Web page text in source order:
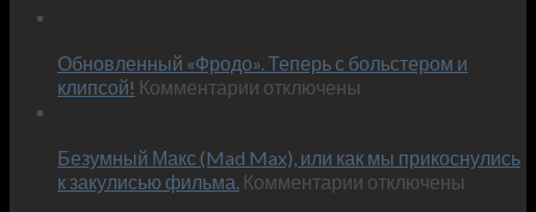
–
и
KeyOne
Обновленный «Фродо». Теперь с больстером и
клипсой! Комментарии к
«Фродо».
Теперь
отключены
Безумный Макс (Mad Max), или как мы прикоснулись
к закулисью фильма. Комментарии котключены